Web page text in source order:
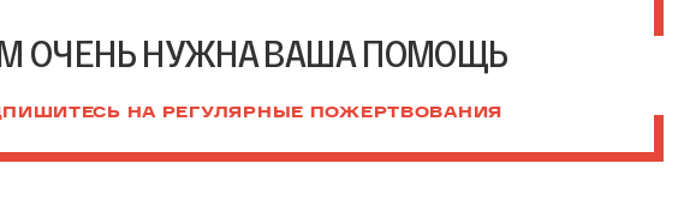
ОЧЕНЬ НУЖНА ВАША ПОМОЩЬ
НА РЕГУЛЯРНЫЕ ПОЖЕРТВОВАНИЯ